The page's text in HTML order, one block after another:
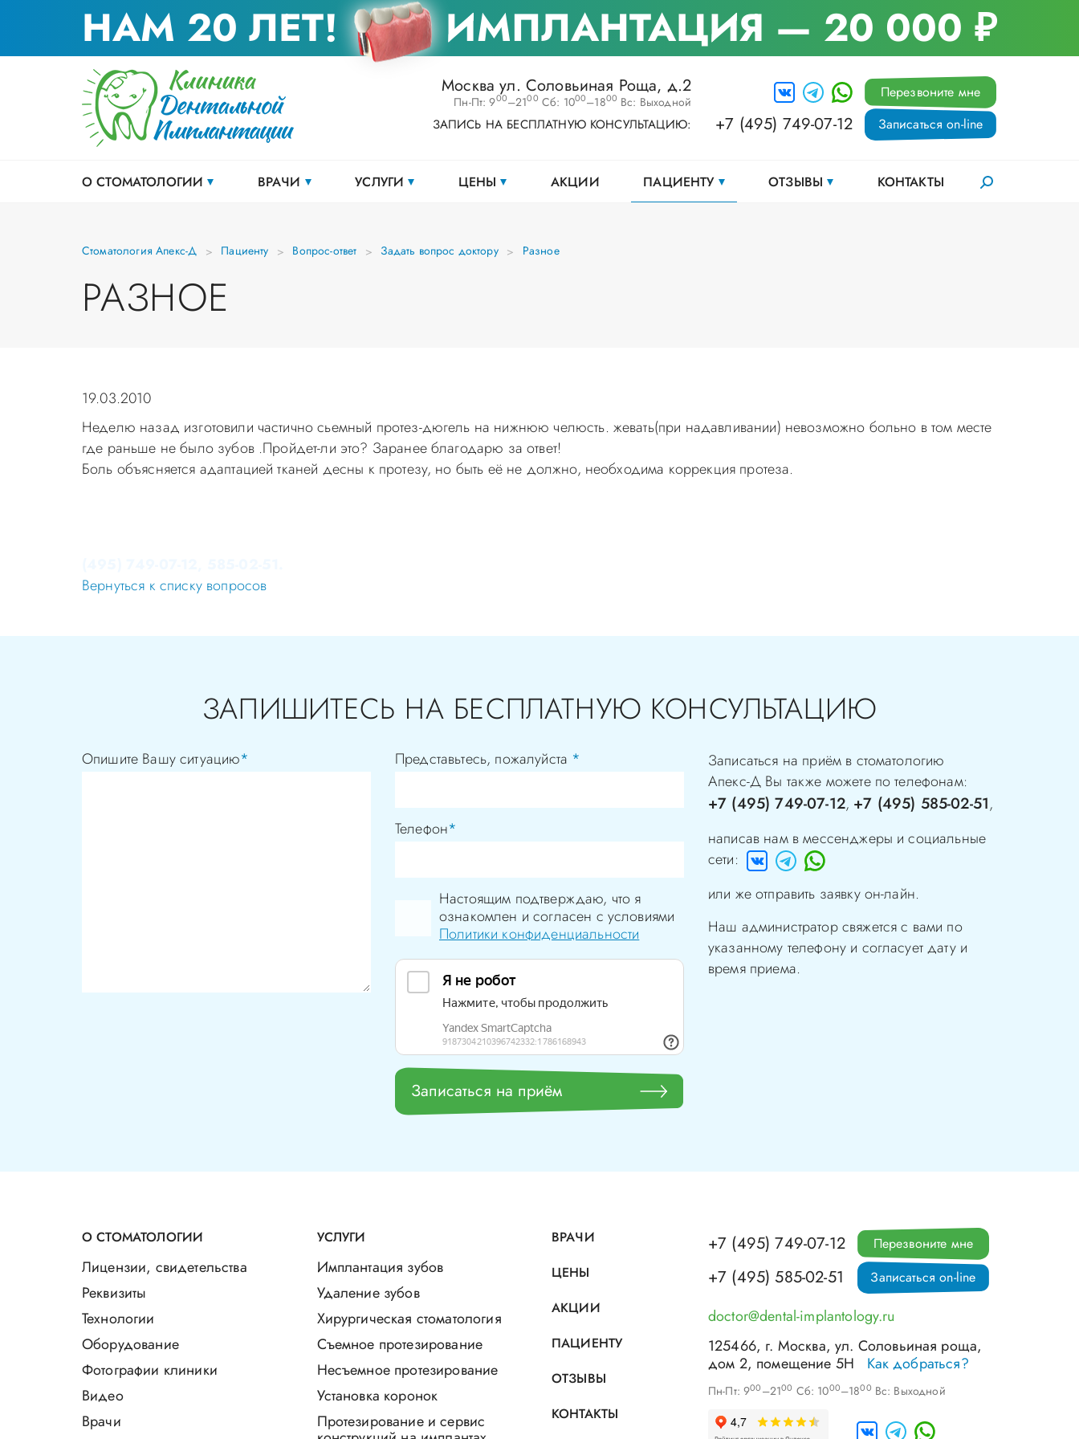
НАМ 20 ЛЕТ! ИМПЛАНТАЦИЯ — 20 000 ₽
Москва ул. Соловьиная Роща, д.2
Пн-Пт: 900–2100 Сб: 1000–1800 Вс: Выходной
ЗАПИСЬ НА БЕСПЛАТНУЮ КОНСУЛЬТАЦИЮ: +7 (495) 749-07-12
Перезвоните мне
Записаться on-line
О СТОМАТОЛОГИИ ВРАЧИ УСЛУГИ ЦЕНЫ АКЦИИ ПАЦИЕНТУ ОТЗЫВЫ КОНТАКТЫ
Стоматология Апекс-Д Пациенту Вопрос-ответ Задать вопрос доктору Разное
РАЗНОЕ
19.03.2010
Неделю назад изготовили частично сьемный протез-дюгель на нижнюю челюсть. жевать(при надавливании) невозможно больно в том месте
где раньше не было зубов .Пройдет-ли это? Заранее благодарю за ответ!
Боль объясняется адаптацией тканей десны к протезу, но быть её не должно, необходима коррекция протеза.
Вернуться к списку вопросов
ЗАПИШИТЕСЬ НА БЕСПЛАТНУЮ КОНСУЛЬТАЦИЮ
Представьтесь, пожалуйста *
Телефон*
Опишите Вашу ситуацию*
Настоящим подтверждаю, что я
ознакомлен и согласен с условиями
Политики конфиденциальности
Записаться на приём
Записаться на приём в стоматологию
Апекс-Д Вы также можете по телефонам:
+7 (495) 749-07-12, +7 (495) 585-02-51,
написав нам в мессенджеры и социальные
сети:
или же отправить заявку он-лайн.
Наш администратор свяжется с вами по
указанному телефону и согласует дату и
время приема.
О СТОМАТОЛОГИИ
Лицензии, свидетельства
Реквизиты
Технологии
Оборудование
Фотографии клиники
Видео
Врачи
УСЛУГИ
Имплантация зубов
Удаление зубов
Хирургическая стоматология
Съемное протезирование
Несъемное протезирование
Установка коронок
Протезирование и сервис
ВРАЧИ
ЦЕНЫ
АКЦИИ
ПАЦИЕНТУ
ОТЗЫВЫ
КОНТАКТЫ
+7 (495) 749-07-12
+7 (495) 585-02-51
Перезвоните мне
Записаться on-line
doctor@dental-implantology.ru
125466, г. Москва,ул. Соловьиная роща,
дом 2, помещение 5Н
Как добраться?
Пн-Пт: 900 –2100 Сб: 1000–1800 Вс: Выходной